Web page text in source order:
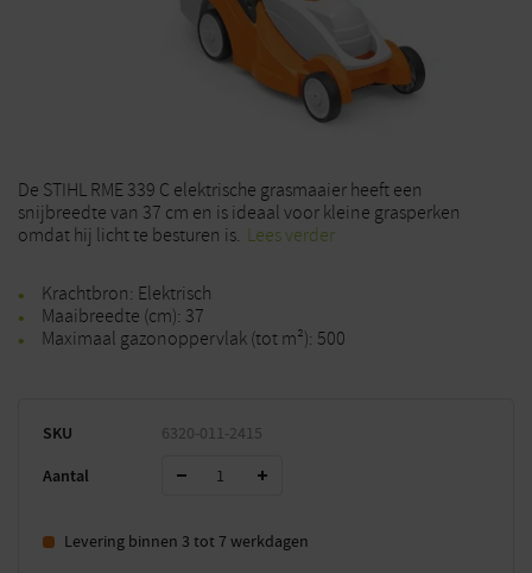
De STIHL RME 339 C elektrische grasmaaier heeft een
snijbreedte van 37 cm en is ideaal voor kleine grasperken
omdat hij licht te besturen is. Lees verder
Krachtbron: Elektrisch
Maaibreedte (cm): 37
Maximaal gazonoppervlak (tot m²): 500
SKU 6320-011-2415
Aantal
Levering binnen 3 tot 7 werkdagen